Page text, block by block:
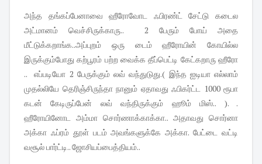
அந்த தங்கப்பேனாவை ஹீரோவோட ஃபிரண்ட் சேட்டு கடைல
அட்மானம் வெச்சிருக்காரு.. 2 பேரும் போய் அதை
மீட்டுக்கறாங்க..அப்புறம் ஒரு டைம் ஹீரோயின் கோயில்ல
இருக்கும்போது கற்பூரம் பற்ற வைக்க தீப்பெட்டி கேட்கறாரு ஹீரோ
.. எப்படியோ 2 பேருக்கும் லவ் வந்துடுது.( இந்த ஐடியா எல்லாம்
முதல்லியே தெரிஞ்சிருந்தா நானும் ஏதாவது ஃபிகர்ட்ட 1000 ரூபா
கடன் கேடிருப்பேன் லவ் வந்திருக்கும் ஹூம் மிஸ்.. ). .
ஹீரோயினோட அம்மா சொர்ணாக்காக்கா.. அதாவது சொர்னா
அக்கா ஃப்ரம் தூள் படம் அவங்களுக்கே அக்கா. பேட்டை வட்டி
வசூல் பார்ட்டி.. ஜோசியப்பைத்தியம்..